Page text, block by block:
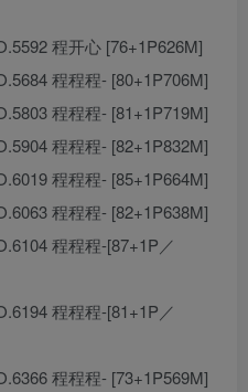
程开心 [76+1P626M]
程程程- [80+1P706M]
程程程- [81+1P719M]
程程程- [82+1P832M]
程程程- [85+1P664M]
程程程- [82+1P638M]
程程程-[87+1P／
程程程-[81+1P／
程程程- [73+1P569M]